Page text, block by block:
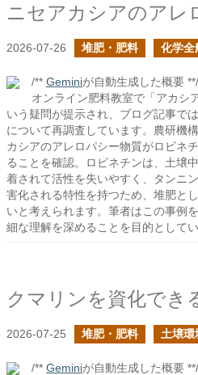
ニセアカシアのアレ
2026-07-26 堆肥・肥料 化学全
/** Geminiが自動生成した概要 **/
オンライン肥料教室で「アカシ
いう疑問が提示され、ブログ記事で
について再調査しています。農研機
カシアのアレロパシー物質がロビネ
ることを確認。ロビネチンは、土壌
着されて活性を失いやすく、タンニ
害化される特性を持つため、堆肥と
いと考えられます。筆者はこの事例
細な理解を深めることを目的としてい
クマリンを資化でき
2026-07-25 堆肥・肥料 土壌環
/** Geminiが自動生成した概要 **/